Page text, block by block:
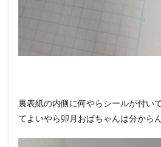
裏表紙の内側に何やらシールが付い
てよいやら卯月おばちゃんは分から